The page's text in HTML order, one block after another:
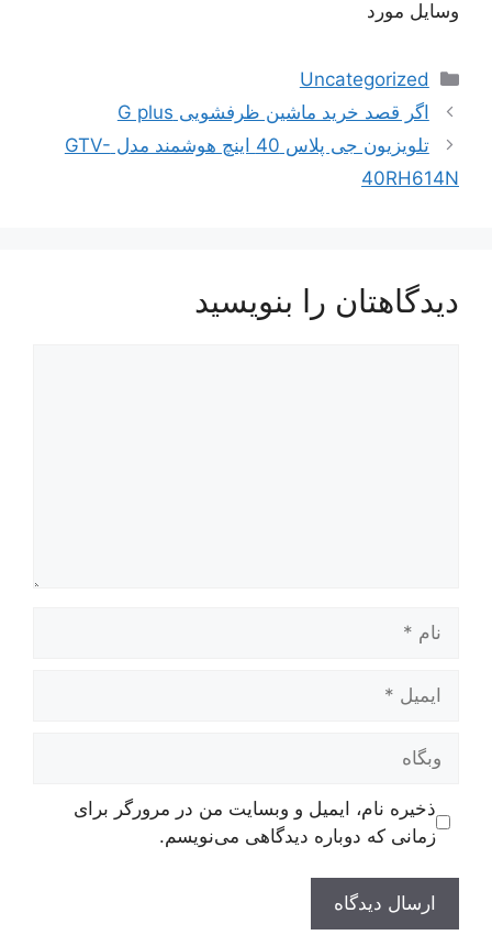
وسایل مورد
دسته‌ها
Uncategorized
ناوبری
نوشته‌ها
اگر قصد خرید ماشین ظرفشویی G plus
تلویزیون جی پلاس 40 اینچ هوشمند مدل GTV-
40RH614N
دیدگاهتان را بنویسید
وبگاه
ذخیره نام، ایمیل و وبسایت من در مرورگر برای
زمانی که دوباره دیدگاهی می‌نویسم.